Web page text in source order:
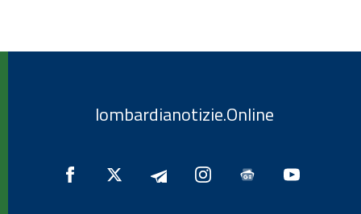
lombardianotizie.Online